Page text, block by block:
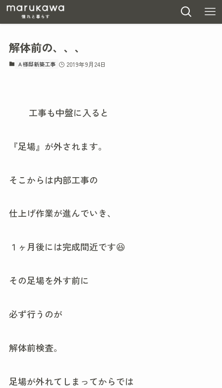
解体前の、、、
Ａ様邸新築工事 2019年9月24日
工事も中盤に入ると
『足場』が外されます。
そこからは内部工事の
仕上げ作業が進んでいき、
１ヶ月後には完成間近です😆
その足場を外す前に
必ず行うのが
解体前検査。
足場が外れてしまってからでは